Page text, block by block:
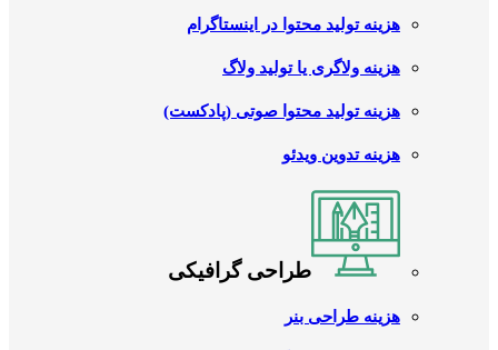
هزینه تولید محتوا در اینستاگرام
هزینه ولاگری یا تولید ولاگ
هزینه تولید محتوا صوتی (پادکست)
هزینه تدوین ویدئو
طراحی گرافیکی
هزینه طراحی بنر